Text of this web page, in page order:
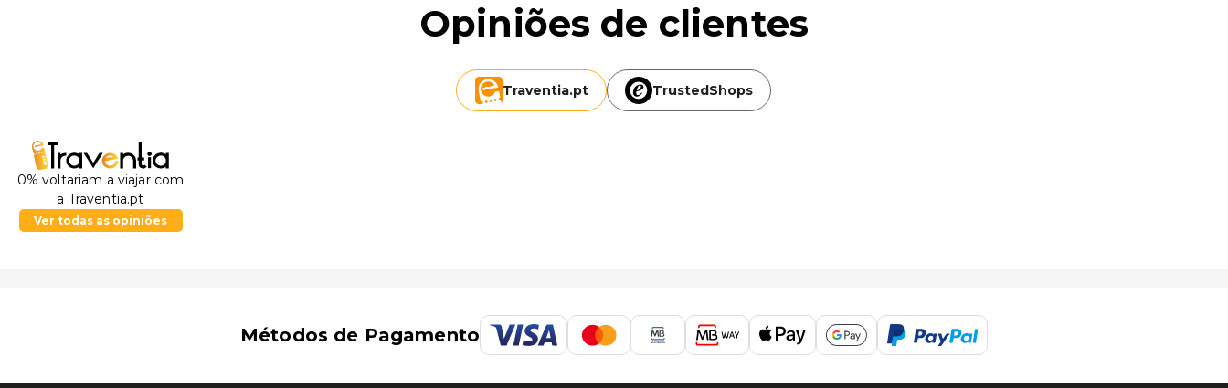
Opiniões de clientes
Traventia.pt TrustedShops
0% voltariam a viajar com
a Traventia.pt
Ver todas as opiniões
Métodos de Pagamento